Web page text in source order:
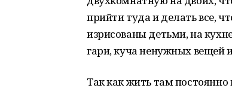
прийти туда и делать все,
изрисованы детьми, на
гари, куча ненужных вещей
Так как жить там